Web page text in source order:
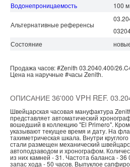
Водонепроницаемость
100 м
Альтернативные референсы
Состояние
Продажа часов:#Zenith 03.2040.400/
Цена на наручные #часы Zenith.
ОПИСАНИЕ 36'000 VPH REF.
Швейцарская часовая мануфактура
представляет автоматический
вошедший в коллекцию "El Primero".
указывают текущее время и дату. На
тахиметрическая шкала. Внутри
стали размещен механический
автоподзаводом и хронографом.
из них камней - 31. Частота баланса -
запас хода - 50 часов. Выпуклое